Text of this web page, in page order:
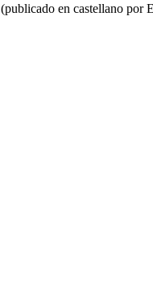
(publicado en castellano por